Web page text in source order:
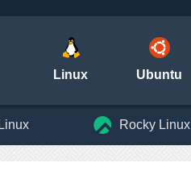
Linux Ubuntu
Rocky Linux